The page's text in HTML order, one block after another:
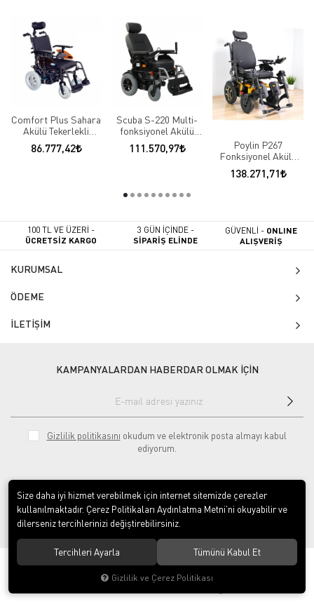
Comfort Plus Sahara
Akülü Tekerlekli
Sandalye
86.777,42
Scuba S-220 Multi-
fonksiyonel Akülü
Tekerlekli Sandalye
111.570,97
Poylin P267
Fonksiyonel Akülü
Tekerlekli Sandalye
138.271,71
100 TL VE ÜZERİ -
ÜCRETSİZ KARGO
3 GÜN İÇİNDE -
SİPARİŞ ELİNDE
GÜVENLİ - ONLINE
ALIŞVERİŞ
KURUMSAL
ÖDEME
İLETİŞİM
KAMPANYALARDAN HABERDAR OLMAK İÇİN
Gizlilik politikasını okudum ve elektronik posta almayı kabul
ediyorum.
null
© 2020Tekerlekli Sandalye Dükkanı. Tüm hakları saklıdır.
Size daha iyi hizmet verebilmek için internet sitemizde çerezler
kullanılmaktadır. Çerez Politikaları Aydınlatma Metni’ni okuyabilir ve
dilerseniz tercihlerinizi değiştirebilirsiniz.
Tercihleri Ayarla Tümünü Kabul Et
Gizlilik ve Çerez Politikası